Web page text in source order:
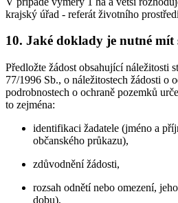
krajský úřad - referát životního
10. Jaké doklady je nutné mít
Předložte žádost obsahující náležitosti
77/1996 Sb., o náležitostech žádosti o
podrobnostech o ochraně pozemků
to zejména:
identifikaci žadatele (jméno a
občanského průkazu),
zdůvodnění žádosti,
rozsah odnětí nebo omezení,
dobu),